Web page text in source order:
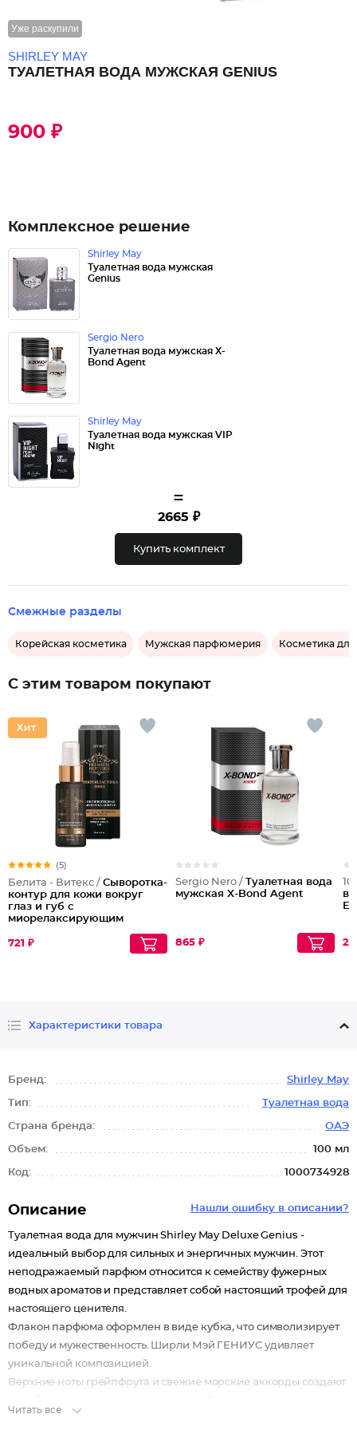
Уже раскупили
SHIRLEY MAY
ТУАЛЕТНАЯ ВОДА МУЖСКАЯ GENIUS
900 ₽
Комплексное решение
Shirley May
Туалетная вода мужская
Genius
Sergio Nero
Туалетная вода мужская X-
Bond Agent
Shirley May
Туалетная вода мужская VIP
Night
=
2665 ₽
Купить комплект
Смежные разделы
Корейская косметика Мужская парфюмерия Косметика
С этим товаром покупают
(5)
Белита - Витекс / Сыворотка-
контур для кожи вокруг
глаз и губ с
миорелаксирующим
Мультипептидная
721 ₽
Sergio Nero / Туалетная вода
мужская X-Bond Agent
865 ₽
Характеристики товара
Бренд: Shirley May
Тип: Туалетная вода
Страна бренда: ОАЭ
Объем: 100 мл
Код: 1000734928
Нашли ошибку в описании?
Описание
Туалетная вода для мужчин Shirley May Deluxe Genius -
идеальный выбор для сильных и энергичных мужчин. Этот
неподражаемый парфюм относится к семейству фужерных
водных ароматов и представляет собой настоящий трофей для
настоящего ценителя.
Флакон парфюма оформлен в виде кубка, что символизирует
победу и мужественность. Ширли Мэй ГЕНИУС удивляет
уникальной композицией.
Верхние ноты грейпфрута и свежие морские аккорды создают
Читать все